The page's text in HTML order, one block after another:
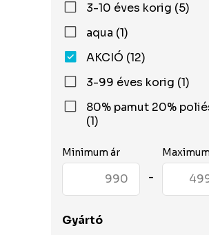
3-10 éves korig (5)
aqua (1)
AKCIÓ (12)
3-99 éves korig (1)
80% pamut 20%
(1)
Minimum ár
-
Gyártó